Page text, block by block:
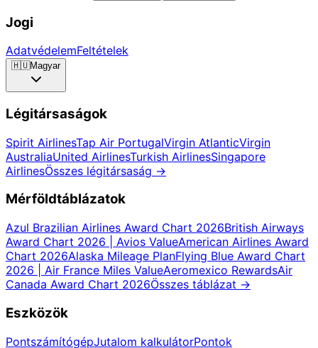
Jogi
AdatvédelemFeltételek
🇭🇺Magyar
Légitársaságok
Spirit AirlinesTap Air PortugalVirgin AtlanticVirgin
AustraliaUnited AirlinesTurkish AirlinesSingapore
AirlinesÖsszes légitársaság →
Mérföldtáblázatok
Azul Brazilian Airlines Award Chart 2026British Airways
Award Chart 2026 | Avios ValueAmerican Airlines Award
Chart 2026Alaska Mileage PlanFlying Blue Award Chart
2026 | Air France Miles ValueAeromexico RewardsAir
Canada Award Chart 2026Összes táblázat →
Eszközök
PontszámítógépJutalom kalkulátorPontok